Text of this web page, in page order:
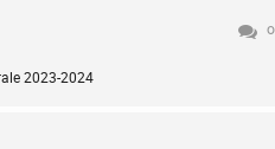
0
2023-2024